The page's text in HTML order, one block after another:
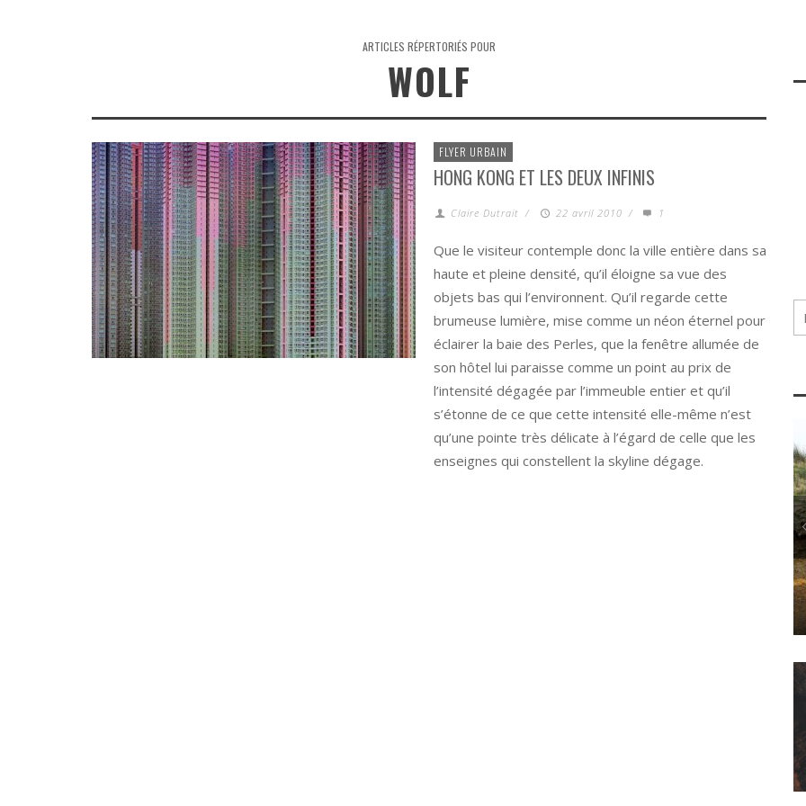
ARTICLES RÉPERTORIÉS POUR
WOLF
FLYER URBAIN
HONG KONG ET LES DEUX INFINIS
Claire Dutrait / 22 avril 2010 / 1
Que le visiteur contemple donc la ville entière dans sa
haute et pleine densité, qu’il éloigne sa vue des
objets bas qui l’environnent. Qu’il regarde cette
brumeuse lumière, mise comme un néon éternel pour
éclairer la baie des Perles, que la fenêtre allumée de
son hôtel lui paraisse comme un point au prix de
l’intensité dégagée par l’immeuble entier et qu’il
s’étonne de ce que cette intensité elle-même n’est
qu’une pointe très délicate à l’égard de celle que les
enseignes qui constellent la skyline dégage.